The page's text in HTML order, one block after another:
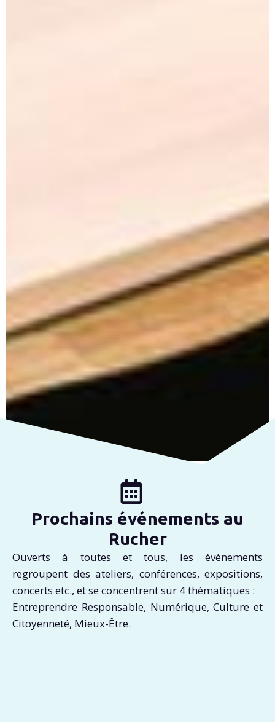
Prochains événements au
Rucher
Ouverts à toutes et tous, les évènements
regroupent des ateliers, conférences, expositions,
concerts etc., et se concentrent sur 4 thématiques :
Entreprendre Responsable, Numérique, Culture et
Citoyenneté, Mieux-Être.